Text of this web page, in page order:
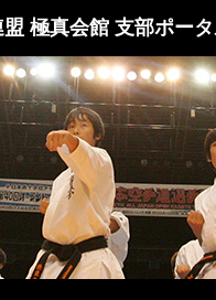
極真会館 支部ポー